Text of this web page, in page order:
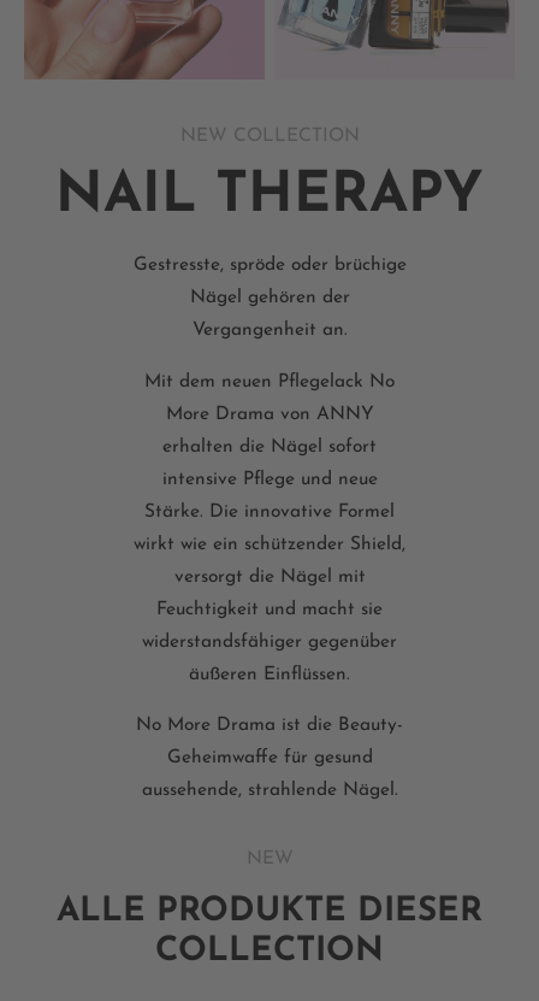
NEW COLLECTION
NAIL THERAPY
Gestresste, spröde oder brüchige
Nägel gehören der
Vergangenheit an.
Mit dem neuen Pflegelack No
More Drama von ANNY
erhalten die Nägel sofort
intensive Pflege und neue
Stärke. Die innovative Formel
wirkt wie ein schützender Shield,
versorgt die Nägel mit
Feuchtigkeit und macht sie
widerstandsfähiger gegenüber
äußeren Einflüssen.
No More Drama ist die Beauty-
Geheimwaffe für gesund
aussehende, strahlende Nägel.
NEW
ALLE PRODUKTE DIESER
COLLECTION